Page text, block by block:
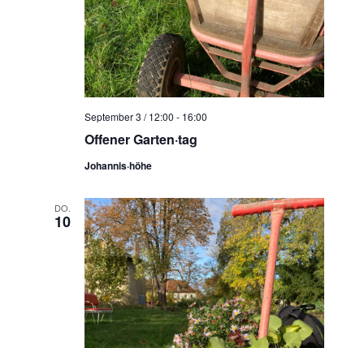
Offener Garten·tag
September 3 / 12:00 - 16:00
Johannis·höhe
DO.
10